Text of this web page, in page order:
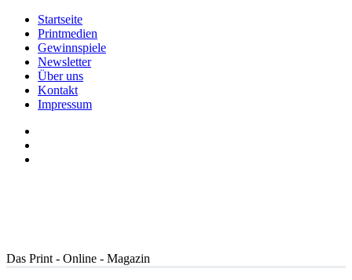
Startseite
Printmedien
Gewinnspiele
Newsletter
Über uns
Kontakt
Impressum
Das Print - Online - Magazin